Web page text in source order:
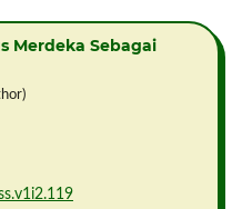
Merdeka Sebagai